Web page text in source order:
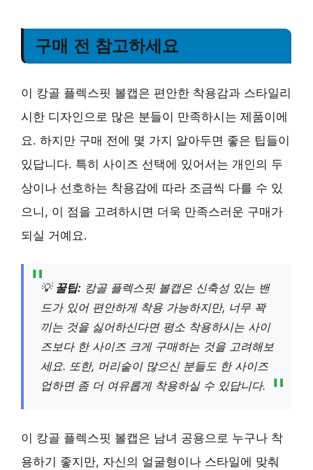
구매 전 참고하세요
이 캉골 플렉스핏 볼캡은 편안한 착용감과 스타일리
시한 디자인으로 많은 분들이 만족하시는 제품이에
요. 하지만 구매 전에 몇 가지 알아두면 좋은 팁들이
있답니다. 특히 사이즈 선택에 있어서는 개인의 두
상이나 선호하는 착용감에 따라 조금씩 다를 수 있
으니, 이 점을 고려하시면 더욱 만족스러운 구매가
되실 거예요.
💡 꿀팁: 캉골 플렉스핏 볼캡은 신축성 있는 밴
드가 있어 편안하게 착용 가능하지만, 너무 꽉
끼는 것을 싫어하신다면 평소 착용하시는 사이
즈보다 한 사이즈 크게 구매하는 것을 고려해보
세요. 또한, 머리숱이 많으신 분들도 한 사이즈
업하면 좀 더 여유롭게 착용하실 수 있답니다.
이 캉골 플렉스핏 볼캡은 남녀 공용으로 누구나 착
용하기 좋지만, 자신의 얼굴형이나 스타일에 맞춰